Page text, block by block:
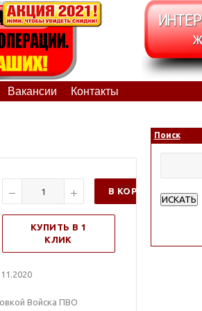
Вакансии Контакты
В КОРЗИНУ
КУПИТЬ В 1
КЛИК
Войска ПВО
Поиск
ИСКАТЬ